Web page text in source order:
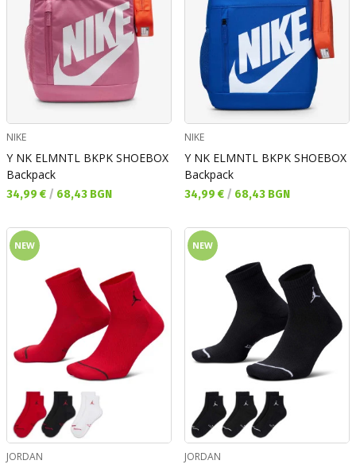
NIKE
Y NK ELMNTL BKPK SHOEBOX
Backpack
Текуща цена:
34,99 € / 68,43 BGN
NIKE
Y NK ELMNTL BKPK SHOEBOX
Backpack
Текуща цена:
34,99 € / 68,43 BGN
NEW
JORDAN
NEW
JORDAN